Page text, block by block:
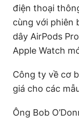
điện thoại
cùng với phiên
dây AirPods
Apple Watch
Công ty về cơ
giá cho các
Ông Bob